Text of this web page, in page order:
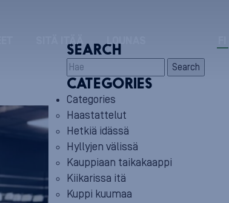
SITÄ ITÄÄ LOUNAS
SEARCH
Search
CATEGORIES
Categories
Haastattelut
Hetkiä idässä
Hyllyjen välissä
Kauppiaan taikakaappi
Kiikarissa itä
Kuppi kuumaa